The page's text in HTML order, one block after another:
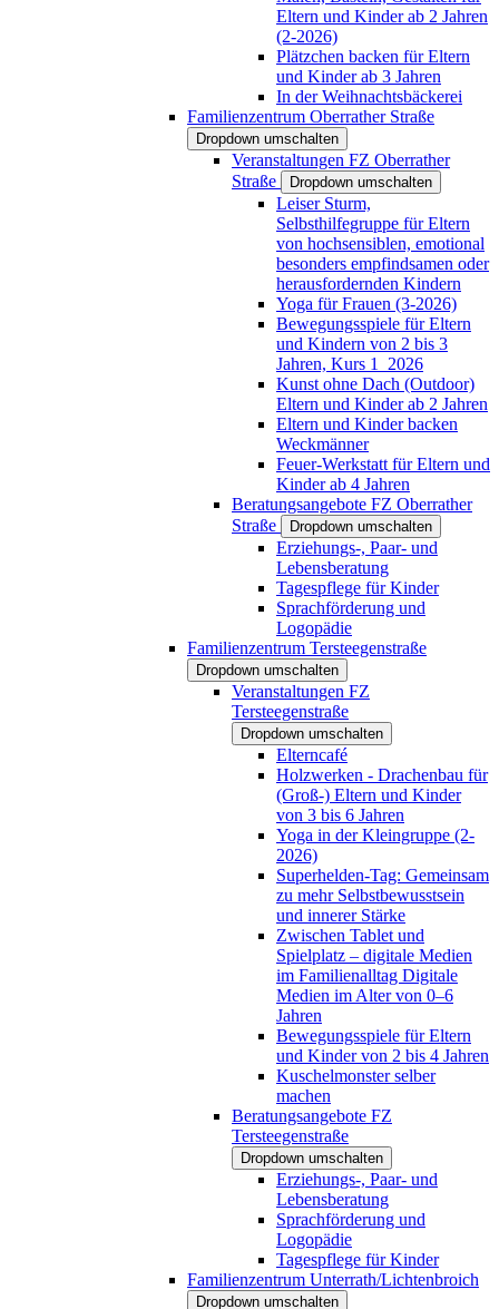
Eltern und Kinder ab 2 Jahren
(2-2026)
Plätzchen backen für Eltern
und Kinder ab 3 Jahren
In der Weihnachtsbäckerei
Familienzentrum Oberrather Straße
Dropdown umschalten
Veranstaltungen FZ Oberrather
Straße
Dropdown umschalten
Leiser Sturm,
Selbsthilfegruppe für Eltern
von hochsensiblen, emotional
besonders empfindsamen oder
herausfordernden Kindern
Yoga für Frauen (3-2026)
Bewegungsspiele für Eltern
und Kindern von 2 bis 3
Jahren, Kurs 1_2026
Kunst ohne Dach (Outdoor)
Eltern und Kinder ab 2 Jahren
Eltern und Kinder backen
Weckmänner
Feuer-Werkstatt für Eltern und
Kinder ab 4 Jahren
Beratungsangebote FZ Oberrather
Straße
Dropdown umschalten
Erziehungs-, Paar- und
Lebensberatung
Tagespflege für Kinder
Sprachförderung und
Logopädie
Familienzentrum Tersteegenstraße
Dropdown umschalten
Veranstaltungen FZ
Tersteegenstraße
Dropdown umschalten
Elterncafé
Holzwerken - Drachenbau für
(Groß-) Eltern und Kinder
von 3 bis 6 Jahren
Yoga in der Kleingruppe (2-
2026)
Superhelden-Tag: Gemeinsam
zu mehr Selbstbewusstsein
und innerer Stärke
Zwischen Tablet und
Spielplatz – digitale Medien
im Familienalltag Digitale
Medien im Alter von 0–6
Jahren
Bewegungsspiele für Eltern
und Kinder von 2 bis 4 Jahren
Kuschelmonster selber
machen
Beratungsangebote FZ
Tersteegenstraße
Dropdown umschalten
Erziehungs-, Paar- und
Lebensberatung
Sprachförderung und
Logopädie
Tagespflege für Kinder
Familienzentrum Unterrath/Lichtenbroich
Dropdown umschalten